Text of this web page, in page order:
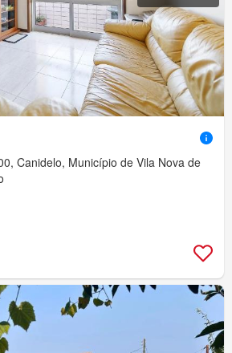
Canidelo, Município de Vila Nova de